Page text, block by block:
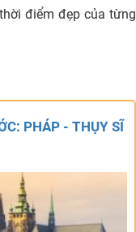
điểm đẹp của từng
PHÁP - THỤY SĨ